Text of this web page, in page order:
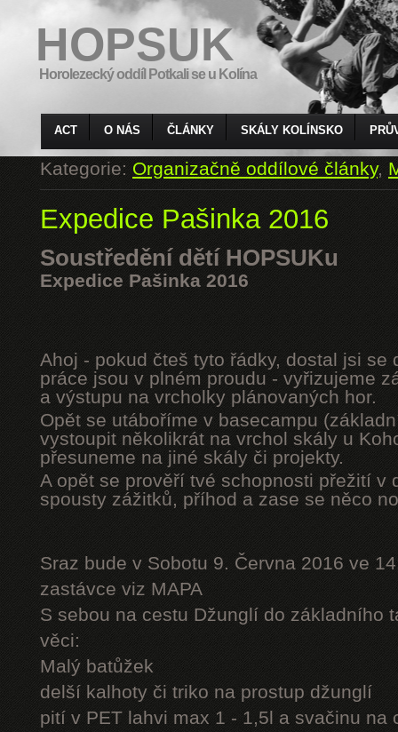
HOPSUK
Horolezecký oddíl Potkali se u Kolína
ACT O NÁS ČLÁNKY SKÁLY KOLÍNSKO
Kategorie:Organizačně oddílové články,
Expedice Pašinka 2016
Soustředění dětí HOPSUKu
Expedice Pašinka 2016
Ahoj - pokud čteš tyto řádky, dostal jsi se
práce jsou v plném proudu - vyřizujeme
a výstupu na vrcholky plánovaných hor.
Opět se utáboříme v basecampu
vystoupit několikrát na vrchol skály u
přesuneme na jiné skály či projekty.
A opět se prověří tvé schopnosti přežití v
spousty zážitků, příhod a zase se něco
Sraz bude v Sobotu 9. Června 2016 ve
zastávce viz MAPA
S sebou na cestu Džunglí do základního
věci:
Malý batůžek
delší kalhoty či triko na prostup džunglí
pití v PET lahvi max 1 - 1,5l a svačinu na